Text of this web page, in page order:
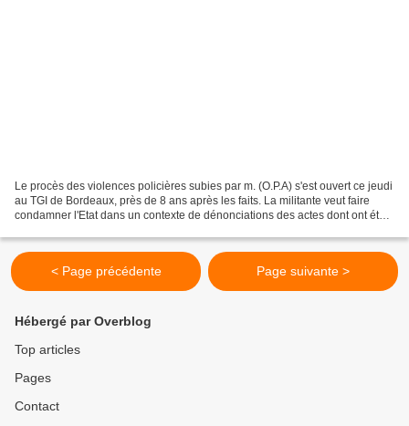
Le procès des violences policières subies par m. (O.P.A) s'est ouvert ce jeudi
au TGI de Bordeaux, près de 8 ans après les faits. La militante veut faire
condamner l'Etat dans un contexte de dénonciations des actes dont ont été
< Page précédente Page suivante >
Hébergé par Overblog
Top articles
Pages
Contact